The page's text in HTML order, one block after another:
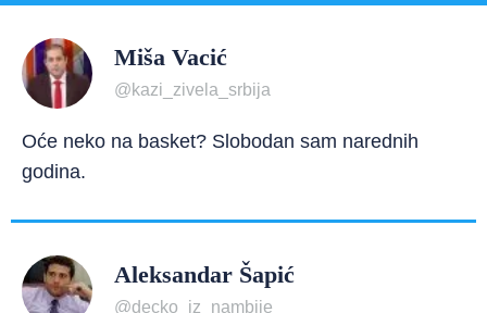
Miša Vacić
@kazi_zivela_srbija
Oće neko na basket? Slobodan sam narednih
godina.
Aleksandar Šapić
@decko_iz_nambije